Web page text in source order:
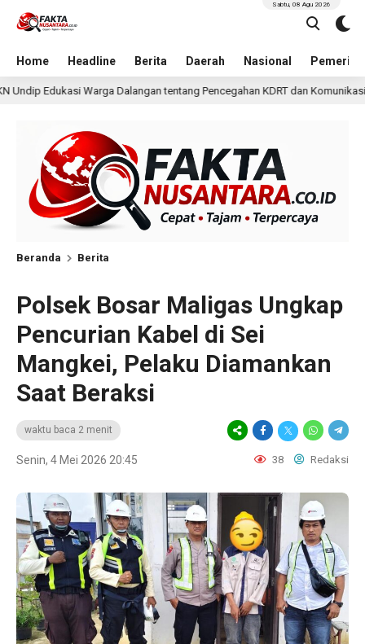
Home Headline Berita Daerah Nasional
Sabtu, 08 Agu 2026
tentang Pencegahan KDRT dan Komunikasi Keluarga 19 jam lalu
Beranda Berita
Polsek Bosar Maligas Ungkap
Pencurian Kabel di Sei
Mangkei, Pelaku Diamankan
Saat Beraksi
waktu baca 2 menit
Senin, 4 Mei 2026 20:45 38 Redaksi